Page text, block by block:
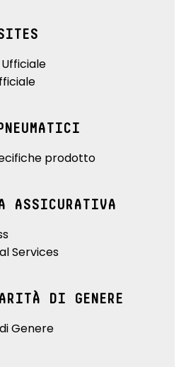
prodotto
ASSICURATIVA
Services
DI GENERE
Genere